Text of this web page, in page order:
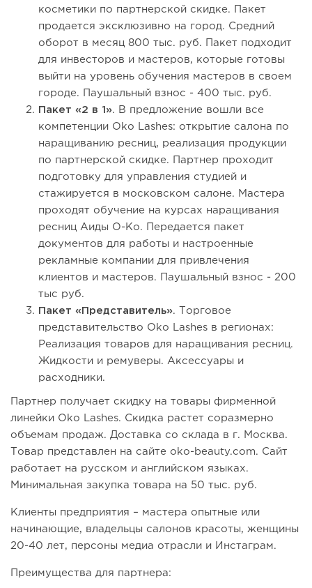
косметики по партнерской скидке. Пакет
продается эксклюзивно на город. Средний
оборот в месяц 800 тыс. руб. Пакет подходит
для инвесторов и мастеров, которые готовы
выйти на уровень обучения мастеров в своем
городе. Паушальный взнос - 400 тыс. руб.
Пакет «2 в 1». В предложение вошли все
компетенции Oko Lashes: открытие салона по
наращиванию ресниц, реализация продукции
по партнерской скидке. Партнер проходит
подготовку для управления студией и
стажируется в московском салоне. Мастера
проходят обучение на курсах наращивания
ресниц Аиды О-Ко. Передается пакет
документов для работы и настроенные
рекламные компании для привлечения
клиентов и мастеров. Паушальный взнос - 200
тыс руб.
Пакет «Представитель». Торговое
представительство Oko Lashes в регионах:
Реализация товаров для наращивания ресниц.
Жидкости и ремуверы. Аксессуары и
расходники.
Партнер получает скидку на товары фирменной
линейки Oko Lashes. Скидка растет соразмерно
объемам продаж. Доставка со склада в г. Москва.
Товар представлен на сайте oko-beauty.com. Сайт
работает на русском и английском языках.
Минимальная закупка товара на 50 тыс. руб.
Клиенты предприятия – мастера опытные или
начинающие, владельцы салонов красоты, женщины
20-40 лет, персоны медиа отрасли и Инстаграм.
Преимущества для партнера: